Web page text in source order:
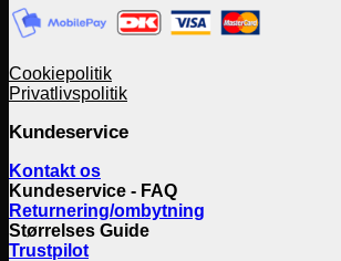
Cookiepolitik
Privatlivspolitik
Kundeservice
Kontakt os
Kundeservice - FAQ
Returnering/ombytning
Størrelses Guide
Trustpilot